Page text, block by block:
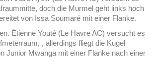
doch die Murmel geht links hoch
von Issa Soumaré mit einer Flanke.
Étienne Youté (Le Havre AC) versucht es
, allerdings fliegt die Kugel
Junior Mwanga mit einer Flanke nach einer